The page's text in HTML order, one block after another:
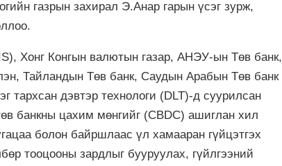
газрын захирал Э.Анар гарын үсэг зурж,
Хонг Конгын валютын газар, АНЭУ-ын Төв банк,
Тайландын Төв банк, Саудын Арабын Төв банк
тархсан дэвтэр технологи (DLT)-д суурилсан
банкны цахим мөнгийг (CBDC) ашиглан хил
болон байршлаас үл хамааран гүйцэтгэх
тооцооны зардлыг бууруулах, гүйлгээний